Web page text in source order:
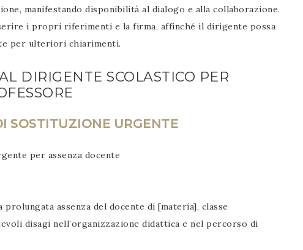
manifestando disponibilità al dialogo e alla collaborazione.
i propri riferimenti e la firma, affinché il dirigente possa
per ulteriori chiarimenti.
DIRIGENTE SCOLASTICO PER
SOSTITUZIONE URGENTE
per assenza docente
assenza del docente di [materia], classe
disagi nell’organizzazione didattica e nel percorso di